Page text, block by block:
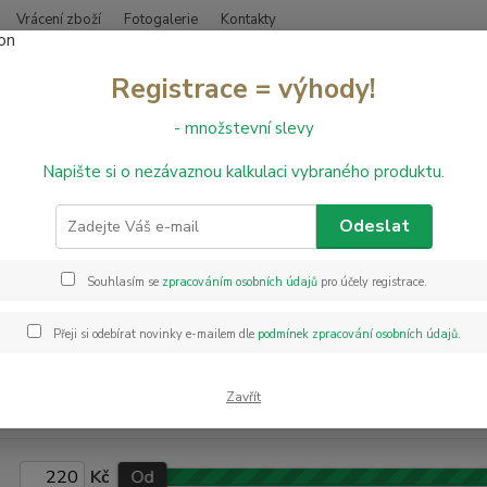
Vrácení zboží Fotogalerie Kontakty
Hledat
Obvodové lišty Obvodové lišty k Spotlight
lišty k vinylu Spotlight
vyrobenézmateriálu WPCjsou svými dekory primárně určeny k
díky použitému materiálu plněvoděodolné, což zjednodušuje jejich
Kč Od
Registrace = výhody!
- množstevní slevy
Napište si o nezávaznou kalkulaci vybraného produktu.
Odeslat
Souhlasím se zpracováním osobních údajůpro účely registrace.
Přeji si odebírat novinky e-mailem dle podmínek zpracování osobních údajů.
Zavřít